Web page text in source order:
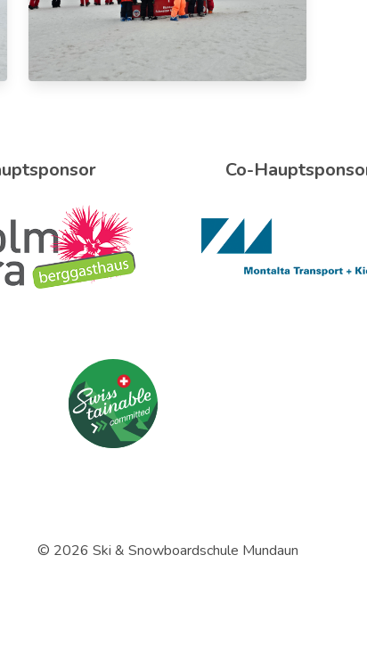
Co-
© 2026 Ski & Snowboardschule Mundaun